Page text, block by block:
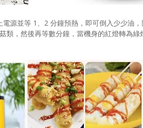
源並等 1、2 分鐘預熱，即可倒入少少油
類，然後再等數分鐘，當機身的紅燈轉為